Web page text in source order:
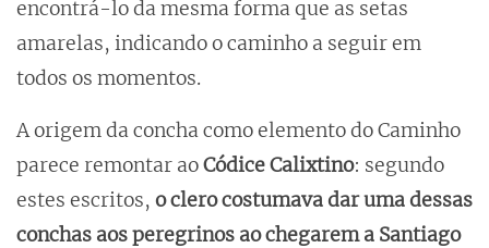
encontrá-lo da mesma forma que as setas
amarelas, indicando o caminho a seguir em
todos os momentos.
A origem da concha como elemento do Caminho
parece remontar aoCódice Calixtino: segundo
estes escritos, o clero costumava dar uma dessas
conchas aos peregrinos ao chegarem a Santiago